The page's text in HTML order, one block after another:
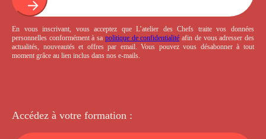
En vous inscrivant, vous acceptez que L’atelier des Chefs traite vos données
personnelles conformément à sa politique de confidentialité afin de vous adresser des
actualités, nouveautés et offres par email. Vous pouvez vous désabonner à tout
moment grâce au lien inclus dans nos e-mails.
Accédez à votre formation :